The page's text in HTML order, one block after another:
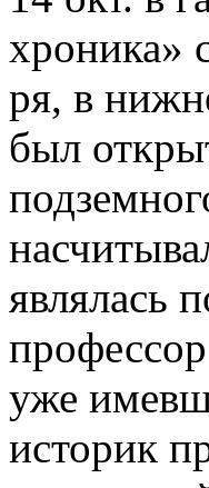
хроника»
ря, в
был
являлась
уже
историк